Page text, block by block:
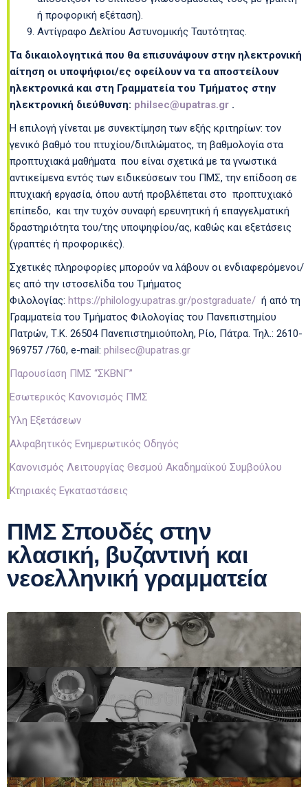
ή προφορική εξέταση).
Αντίγραφο Δελτίου Αστυνομικής Ταυτότητας.
Τα δικαιολογητικά που θα επισυνάψουν στην ηλεκτρονική
αίτηση οι υποψήφιοι/ες οφείλουν να τα αποστείλουν
ηλεκτρονικά και στη Γραμματεία του Τμήματος στην
ηλεκτρονική διεύθυνση: philsec@upatras.gr .
Η επιλογή γίνεται με συνεκτίμηση των εξής κριτηρίων: τον
γενικό βαθμό του πτυχίου/διπλώματος, τη βαθμολογία στα
προπτυχιακά μαθήματα που είναι σχετικά με τα γνωστικά
αντικείμενα εντός των ειδικεύσεων του ΠΜΣ, την επίδοση σε
πτυχιακή εργασία, όπου αυτή προβλέπεται στο προπτυχιακό
επίπεδο, και την τυχόν συναφή ερευνητική ή επαγγελματική
δραστηριότητα του/της υποψηφίου/ας, καθώς και εξετάσεις
(γραπτές ή προφορικές).
Σχετικές πληροφορίες μπορούν να λάβουν οι ενδιαφερόμενοι/
ες από την ιστοσελίδα του Τμήματος
Φιλολογίας: https://philology.upatras.gr/postgraduate/ ή από τη
Γραμματεία του Τμήματος Φιλολογίας του Πανεπιστημίου
Πατρών, Τ.Κ. 26504 Πανεπιστημιούπολη, Ρίο, Πάτρα. Τηλ.: 2610-
969757 /760, e-mail: philsec@upatras.gr
Παρουσίαση ΠΜΣ “ΣΚΒΝΓ”
Εσωτερικός Κανονισμός ΠΜΣ
Ύλη Εξετάσεων
Αλφαβητικός Ενημερωτικός Οδηγός
Κανονισμός Λειτουργίας Θεσμού Ακαδημαϊκού Συμβούλου
Κτηριακές Εγκαταστάσεις
ΠΜΣ Σπουδές στην
κλασική, βυζαντινή και
νεοελληνική γραμματεία